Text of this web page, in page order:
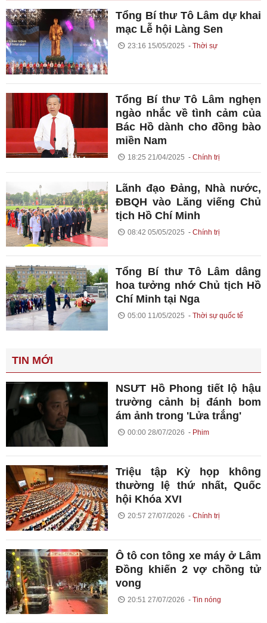
Tổng Bí thư Tô Lâm dự khai
mạc Lễ hội Làng Sen
23:16 15/05/2025 Thời sự
Tổng Bí thư Tô Lâm nghẹn
ngào nhắc về tình cảm của
Bác Hồ dành cho đồng bào
miền Nam
18:25 21/04/2025 Chính trị
Lãnh đạo Đảng, Nhà nước,
ĐBQH vào Lăng viếng Chủ
tịch Hồ Chí Minh
08:42 05/05/2025 Chính trị
Tổng Bí thư Tô Lâm dâng
hoa tưởng nhớ Chủ tịch Hồ
Chí Minh tại Nga
05:00 11/05/2025 Thời sự quốc tế
TIN MỚI
NSƯT Hồ Phong tiết lộ hậu
trường cảnh bị đánh bom
ám ảnh trong 'Lửa trắng'
00:00 28/07/2026 Phim
Triệu tập Kỳ họp không
thường lệ thứ nhất, Quốc
hội Khóa XVI
20:57 27/07/2026 Chính trị
Ô tô con tông xe máy ở Lâm
Đồng khiến 2 vợ chồng tử
vong
20:51 27/07/2026 Tin nóng